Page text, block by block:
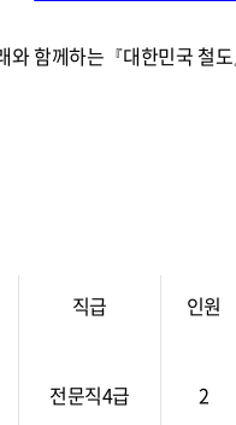
와 함께하는『대한민국 철
직급 인원
전문직4급 2